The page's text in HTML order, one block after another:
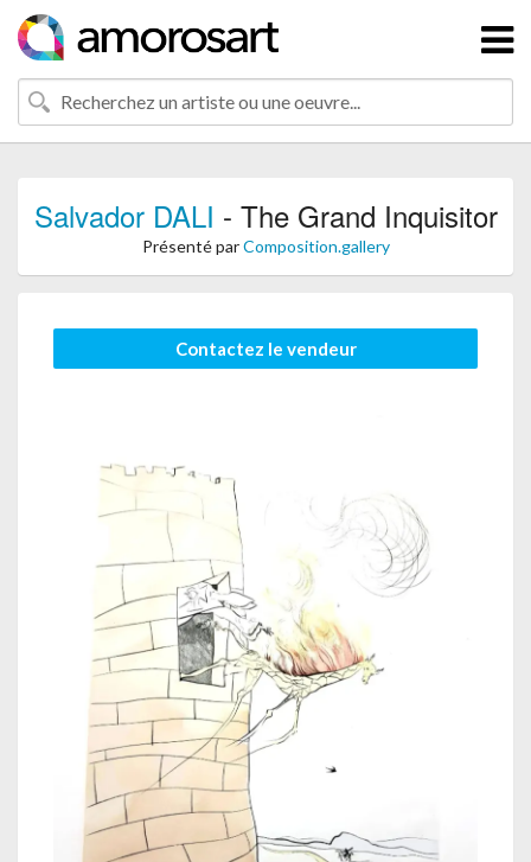
Salvador DALI - The Grand Inquisitor
Présenté parComposition.gallery
Contactez le vendeur